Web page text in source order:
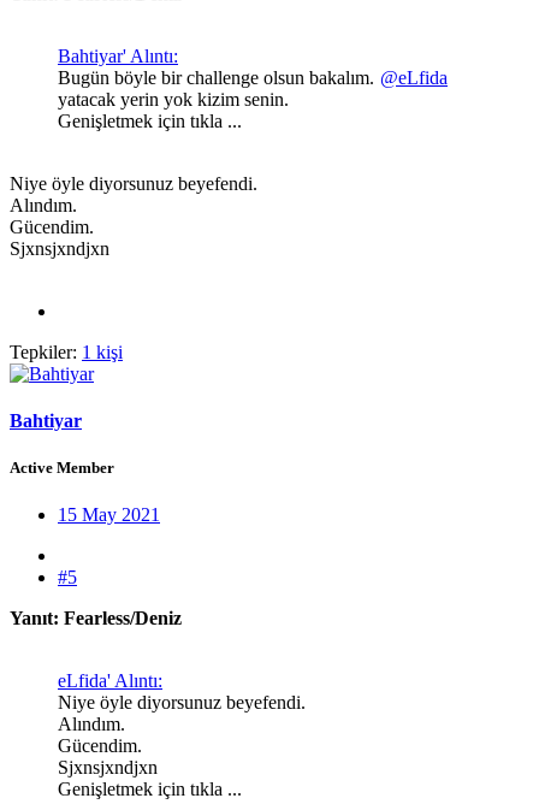
Bahtiyar' Alıntı:
Bugün böyle bir challenge olsun bakalım. @eLfida
yatacak yerin yok kizim senin.
Genişletmek için tıkla ...
Niye öyle diyorsunuz beyefendi.
Alındım.
Gücendim.
Sjxnsjxndjxn
Tepkiler: 1 kişi
Bahtiyar
Active Member
15 May 2021
#5
Yanıt: Fearless/Deniz
eLfida' Alıntı:
Niye öyle diyorsunuz beyefendi.
Alındım.
Gücendim.
Sjxnsjxndjxn
Genişletmek için tıkla ...